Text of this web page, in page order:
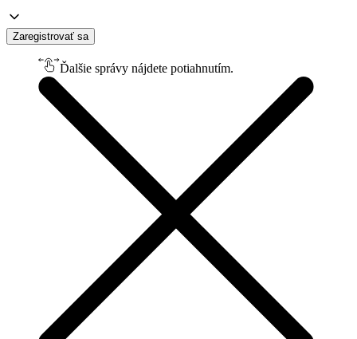
Zaregistrovať sa
Ďalšie správy nájdete potiahnutím.